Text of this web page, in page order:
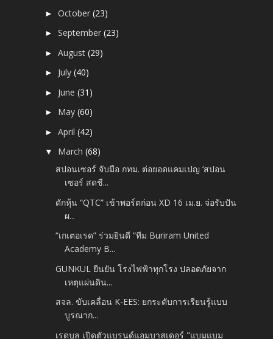
►October(23)
►September(23)
►August(29)
► July(40)
► June(31)
► May(60)
►April(42)
▼ March(68)
สปอนเซอร์ จับมือ กทม. ต่อยอดแคมเปญ ‘สปอน
เซอร์ สดชื...
ดักหุ้น “QTC” เข้าพอร์ตก่อน XD 16 เม.ย. จ่อรับปัน
ผ...
“เกเตอเรด” ร่วมยินดี “ทีม Buriram United
Academy B...
GUNKUL ยืนยัน โรงไฟฟ้าทุกโรง ปลอดภัยจาก
เหตุแผ่นดิน...
สจล. ขับเคลื่อน K-EES: ยกระดับการเรียนรู้แบบ
บูรณาก...
เรดบูล เปิดตัวแบรนด์แอมบาสเดอร์ "แบมแบม